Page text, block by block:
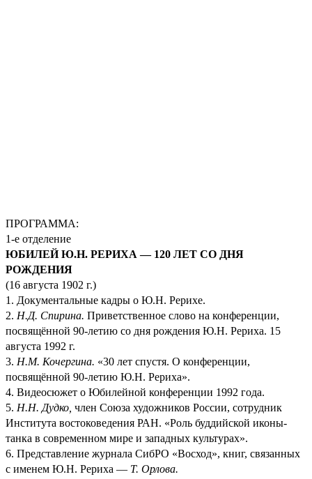
ПРОГРАММА:
1-е отделение
ЮБИЛЕЙ Ю.Н. РЕРИХА — 120 ЛЕТ СО ДНЯ
РОЖДЕНИЯ
(16 августа 1902 г.)
1. Документальные кадры о Ю.Н. Рерихе.
2. Н.Д. Спирина. Приветственное слово на конференции,
посвящённой 90-летию со дня рождения Ю.Н. Рериха. 15
августа 1992 г.
3. Н.М. Кочергина. «30 лет спустя. О конференции,
посвящённой 90-летию Ю.Н. Рериха».
4. Видеосюжет о Юбилейной конференции 1992 года.
5. Н.Н. Дудко, член Союза художников России, сотрудник
Института востоковедения РАН. «Роль буддийской иконы-
танка в современном мире и западных культурах».
6. Представление журнала СибРО «Восход», книг, связанных
с именем Ю.Н. Рериха — Т. Орлова.